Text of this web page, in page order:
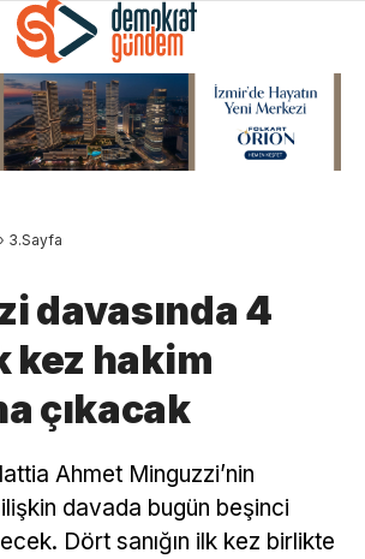
› 3.Sayfa
davasında 4
kez hakim
çıkacak
Ahmet Minguzzi’nin
davada bugün beşinci
Dört sanığın ilk kez birlikte